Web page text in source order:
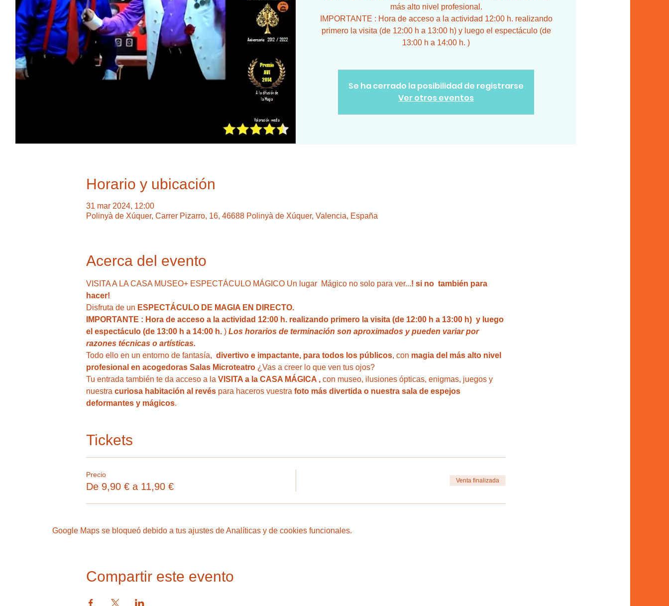
más alto nivel profesional.
IMPORTANTE : Hora de acceso a la actividad 12:00 h. realizando
primero la visita (de 12:00 h a 13:00 h) y luego el espectáculo (de
13:00 h a 14:00 h. )
Se ha cerrado la posibilidad de registrarse
Ver otros eventos
Horario y ubicación
31 mar 2024, 12:00
Polinyà de Xúquer, Carrer Pizarro, 16, 46688 Polinyà de Xúquer, Valencia, España
Acerca del evento
VISITA A LA CASA MUSEO+ ESPECTÁCULO MÁGICO Un lugar  Mágico no solo para ver...! si no  también para
hacer!
Disfruta de un ESPECTÁCULO DE MAGIA EN DIRECTO.
IMPORTANTE : Hora de acceso a la actividad 12:00 h. realizando primero la visita (de 12:00 h a 13:00 h)  y luego
el espectáculo (de 13:00 h a 14:00 h. ) Los horarios de terminación son aproximados y pueden variar por
razones técnicas o artísticas.
Todo ello en un entorno de fantasía, divertivo e impactante, para todos los públicos, con magia del más alto nivel
profesional en acogedoras Salas Microteatro ¿Vas a creer lo que ven tus ojos?
Tu entrada también te da acceso a la VISITA a la CASA MÁGICA , con museo, ilusiones ópticas, enigmas, juegos y
nuestra curiosa habitación al revés para haceros vuestra foto más divertida o nuestra sala de espejos
deformantes y mágicos.
Tickets
Precio
De 9,90 € a 11,90 €
Venta finalizada
Google Maps se bloqueó debido a tus ajustes de Analíticas y de cookies funcionales.
Compartir este evento